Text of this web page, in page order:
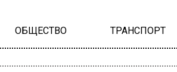
ОБЩЕСТВО ТРАНСПОРТ